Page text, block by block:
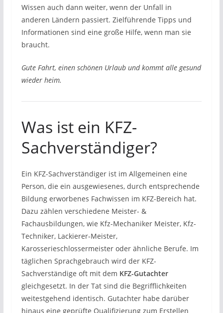
Wissen auch dann weiter, wenn der Unfall in
anderen Ländern passiert. Zielführende Tipps und
Informationen sind eine große Hilfe, wenn man sie
braucht.
Gute Fahrt, einen schönen Urlaub und kommt alle gesund
wieder heim.
Was ist ein KFZ-
Sachverständiger?
Ein KFZ-Sachverständiger ist im Allgemeinen eine
Person, die ein ausgewiesenes, durch entsprechende
Bildung erworbenes Fachwissen im KFZ-Bereich hat.
Dazu zählen verschiedene Meister- &
Fachausbildungen, wie Kfz-Mechaniker Meister, Kfz-
Techniker, Lackierer-Meister,
Karosserieschlossermeister oder ähnliche Berufe. Im
täglichen Sprachgebrauch wird der KFZ-
Sachverständige oft mit dem KFZ-Gutachter
gleichgesetzt. In der Tat sind die Begrifflichkeiten
weitestgehend identisch. Gutachter habe darüber
hinaus eine geprüfte Qualifizierung zum Erstellen